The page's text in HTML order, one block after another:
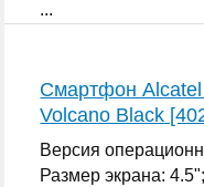
...
Смартфон Alcatel
Volcano Black
Версия
Размер экрана: 4.5";